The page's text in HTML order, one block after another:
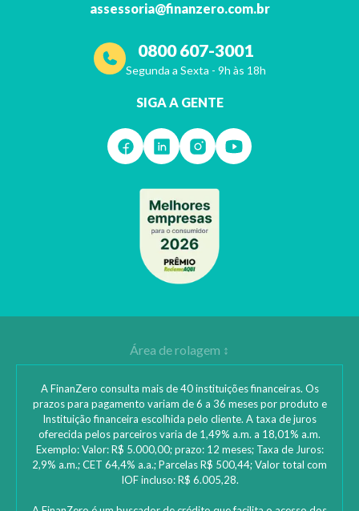
assessoria@finanzero.com.br
0800 607-3001
Segunda a Sexta - 9h às 18h
SIGA A GENTE
A FinanZero consulta mais de 40 instituições financeiras. Os
prazos para pagamento variam de 6 a 36 meses por produto e
Instituição financeira escolhida pelo cliente. A taxa de juros
oferecida pelos parceiros varia de 1,49% a.m. a 18,01% a.m.
Exemplo: Valor: R$ 5.000,00; prazo: 12 meses; Taxa de Juros:
2,9% a.m.; CET 64,4% a.a.; Parcelas R$ 500,44; Valor total com
IOF incluso: R$ 6.005,28.